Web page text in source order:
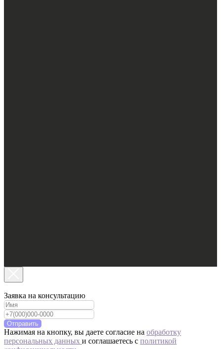
Заявка на консультацию
Отправить
Нажимая на кнопку, вы даете согласие на обработку
персональных данных и соглашаетесь c политикой